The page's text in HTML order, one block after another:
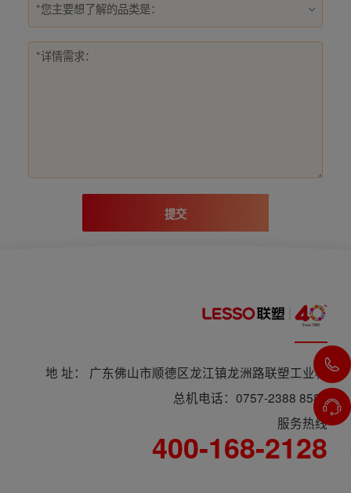
*您主要想了解的品类是：
提交
地 址： 广东佛山市顺德区龙江镇龙洲路联塑工业村
总机电话：0757-2388 8588
服务热线
400-168-2128